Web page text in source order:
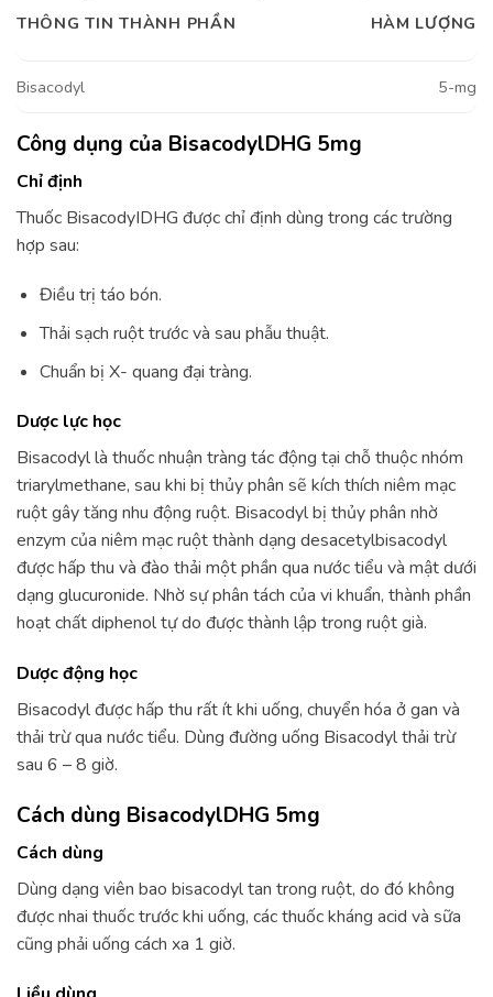
THÔNG TIN THÀNH PHẦN HÀM LƯỢNG
Bisacodyl 5-mg
Công dụng của BisacodylDHG 5mg
Chỉ định
Thuốc BisacodyIDHG được chỉ định dùng trong các trường
hợp sau:
Điều trị táo bón.
Thải sạch ruột trước và sau phẫu thuật.
Chuẩn bị X- quang đại tràng.
Dược lực học
Bisacodyl là thuốc nhuận tràng tác động tại chỗ thuộc nhóm
triarylmethane, sau khi bị thủy phân sẽ kích thích niêm mạc
ruột gây tăng nhu động ruột. Bisacodyl bị thủy phân nhờ
enzym của niêm mạc ruột thành dạng desacetylbisacodyl
được hấp thu và đào thải một phần qua nước tiểu và mật dưới
dạng glucuronide. Nhờ sự phân tách của vi khuẩn, thành phần
hoạt chất diphenol tự do được thành lập trong ruột già.
Dược động học
Bisacodyl được hấp thu rất ít khi uống, chuyển hóa ở gan và
thải trừ qua nước tiểu. Dùng đường uống Bisacodyl thải trừ
sau 6 – 8 giờ.
Cách dùng BisacodylDHG 5mg
Cách dùng
Dùng dạng viên bao bisacodyl tan trong ruột, do đó không
được nhai thuốc trước khi uống, các thuốc kháng acid và sữa
cũng phải uống cách xa 1 giờ.